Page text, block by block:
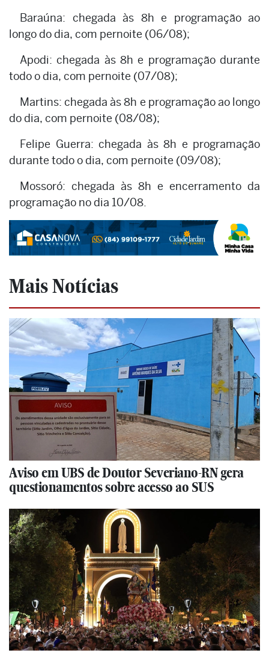
Baraúna: chegada às 8h e programação ao
longo do dia, com pernoite (06/08);
Apodi: chegada às 8h e programação durante
todo o dia, com pernoite (07/08);
Martins: chegada às 8h e programação ao longo
do dia, com pernoite (08/08);
Felipe Guerra: chegada às 8h e programação
durante todo o dia, com pernoite (09/08);
Mossoró: chegada às 8h e encerramento da
programação no dia 10/08.
Mais Notícias
Aviso em UBS de Doutor Severiano-RN gera
questionamentos sobre acesso ao SUS